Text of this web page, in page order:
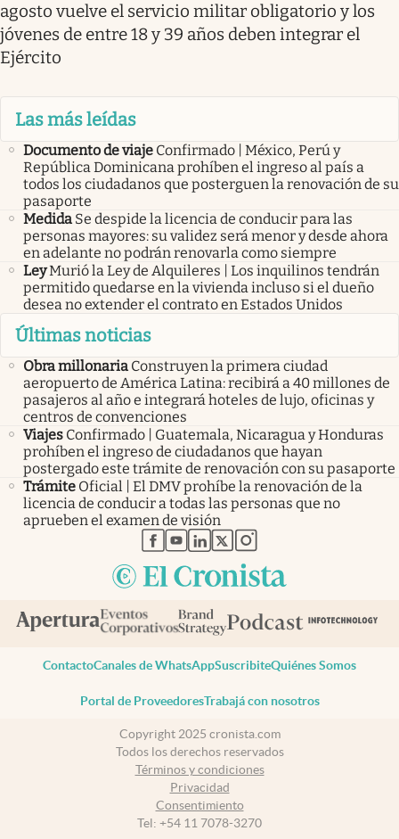
agosto vuelve el servicio militar obligatorio y los
jóvenes de entre 18 y 39 años deben integrar el
Ejército
Las más leídas
Documento de viaje Confirmado | México, Perú y
República Dominicana prohíben el ingreso al país a
todos los ciudadanos que posterguen la renovación de su
pasaporte
Medida Se despide la licencia de conducir para las
personas mayores: su validez será menor y desde ahora
en adelante no podrán renovarla como siempre
LeyMurió la Ley de Alquileres | Los inquilinos tendrán
permitido quedarse en la vivienda incluso si el dueño
desea no extender el contrato en Estados Unidos
Últimas noticias
Obra millonaria Construyen la primera ciudad
aeropuerto de América Latina: recibirá a 40 millones de
pasajeros al año e integrará hoteles de lujo, oficinas y
centros de convenciones
Viajes Confirmado | Guatemala, Nicaragua y Honduras
prohíben el ingreso de ciudadanos que hayan
postergado este trámite de renovación con su pasaporte
Trámite Oficial | El DMV prohíbe la renovación de la
licencia de conducir a todas las personas que no
aprueben el examen de visión
abre en nueva pestaña
abre en nueva pestaña
abre en nueva pestaña
abre en nueva pestaña
abre en nueva pestaña
ContactoCanales de WhatsAppSuscribiteQuiénes Somos
Portal de ProveedoresTrabajá con nosotros
Copyright 2025 cronista.com
Todos los derechos reservados
Términos y condiciones
Privacidad
Consentimiento
Tel: +54 11 7078-3270